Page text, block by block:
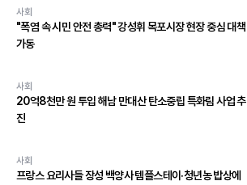
사회
"폭염 속 시민 안전 총력" 강성휘 목포시장 현장 중심 대책
가동
사회
20억8천만 원 투입 해남 만대산 탄소중립 특화림 사업 추
진
사회
프랑스 요리사들 장성 백양사 템플스테이·청년농 밥상에